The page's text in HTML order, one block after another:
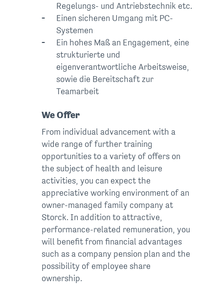
Regelungs- und Antriebstechnik etc.
Einen sicheren Umgang mit PC-
Systemen
Ein hohes Maß an Engagement, eine
strukturierte und
eigenverantwortliche Arbeitsweise,
sowie die Bereitschaft zur
Teamarbeit
We Offer
From individual advancement with a
wide range of further training
opportunities to a variety of offers on
the subject of health and leisure
activities, you can expect the
appreciative working environment of an
owner-managed family company at
Storck. In addition to attractive,
performance-related remuneration, you
will benefit from financial advantages
such as a company pension plan and the
possibility of employee share
ownership.